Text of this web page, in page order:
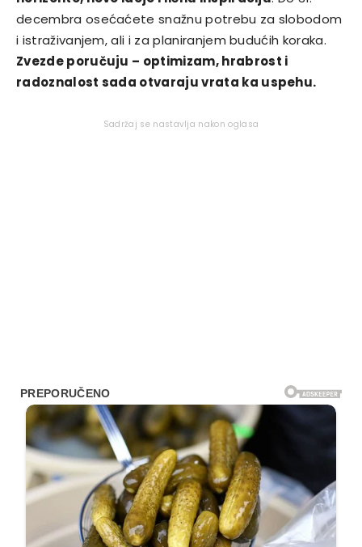
decembra osećaćete snažnu potrebu za slobodom
i istraživanjem, ali i za planiranjem budućih koraka.
Zvezde poručuju – optimizam, hrabrost i
radoznalost sada otvaraju vrata ka uspehu.
Sadržaj se nastavlja nakon oglasa